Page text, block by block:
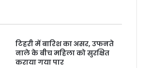
टिहरी में बारिश का असर, उफनते
नाले के बीच महिला को सुरक्षित
कराया गया पार